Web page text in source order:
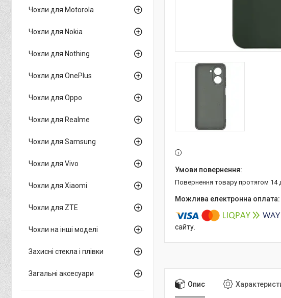
повернення товару протягом 14
сайту.
Опис
Чохли для Motorola
Чохли для Nokia
Чохли для Nothing
Чохли для OnePlus
Чохли для Oppo
Чохли для Realme
Чохли для Samsung
Чохли для Vivo
Чохли для Xiaomi
Чохли для ZTE
Чохли на інші моделі
Захисні стекла і плівки
Загальні аксесуари